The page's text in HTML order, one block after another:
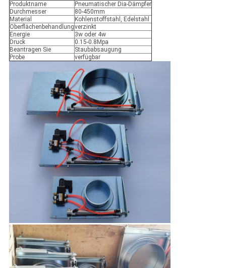
Produktname
Pneumatischer Dia-Dämpfer
Durchmesser
80-450mm
Material
Kohlenstoffstahl, Edelstahl
Oberflächenbehandlungverzinkt
Energie
3w oder 4w
Druck
0.15-0.8Mpa
Beantragen Sie
Staubabsaugung
Probe
verfügbar